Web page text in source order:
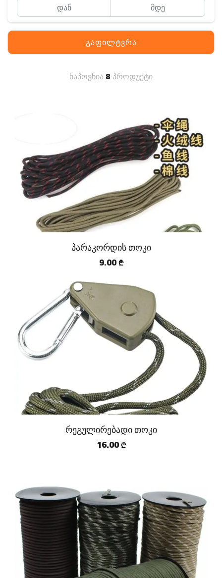
გაფილტვრა
ნაპოვნია8 პროდუქტი
პარაკორდის თოკი
9.00 ₾
რეგულირებადი თოკი
16.00 ₾